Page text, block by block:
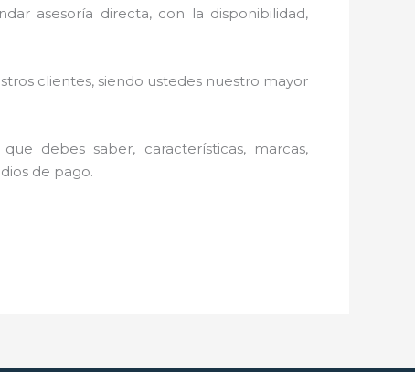
asesoría directa, con la disponibilidad,
clientes, siendo ustedes nuestro mayor
debes saber, características, marcas,
de pago.